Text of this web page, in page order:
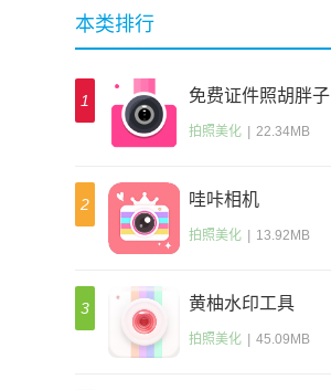
本类排行
1 免费证件照胡胖子
拍照美化 22.34MB
2 哇咔相机
拍照美化 13.92MB
3 黄柚水印工具
拍照美化 45.09MB